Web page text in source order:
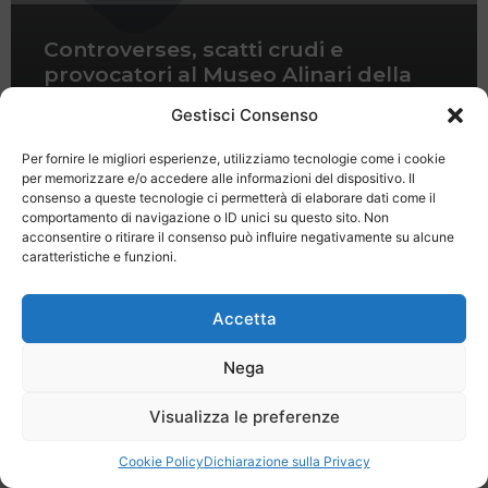
Gestisci Consenso
Per fornire le migliori esperienze, utilizziamo tecnologie come i cookie
per memorizzare e/o accedere alle informazioni del dispositivo. Il
consenso a queste tecnologie ci permetterà di elaborare dati come il
comportamento di navigazione o ID unici su questo sito. Non
acconsentire o ritirare il consenso può influire negativamente su alcune
caratteristiche e funzioni.
Accetta
Nega
Visualizza le preferenze
Cookie PolicyDichiarazione sulla Privacy
Controverses, scatti crudi e
provocatori al Museo Alinari della
Last Minute
Registrati Contatti
SPECIALE LAST MINUTE - SH WEB